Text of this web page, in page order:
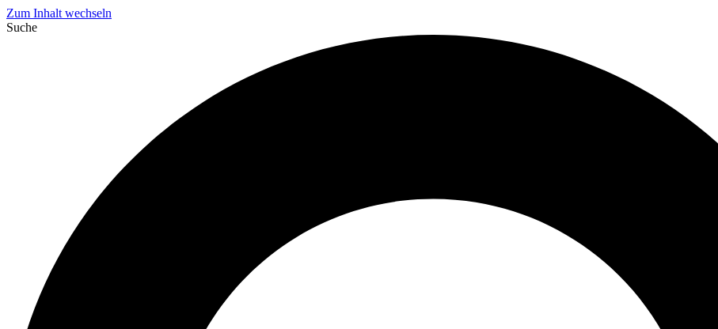
Zum Inhalt wechseln
Suche